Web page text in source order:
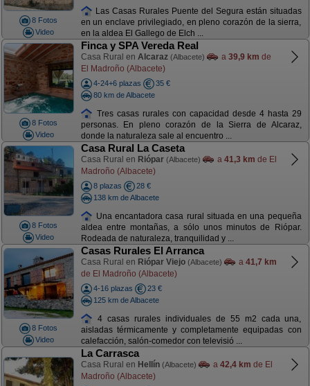
8 Fotos
Video
Las Casas Rurales Puente del Segura están situadas
en un enclave privilegiado, en pleno corazón de la sierra,
en la aldea El Gallego de Elch ...
8 Fotos
Video
Finca y SPA Vereda Real
Casa Rural en Alcaraz (Albacete) a 39,9 km de
El Madroño (Albacete)
4-24+6 plazas
35 €
80 km de Albacete
Tres casas rurales con capacidad desde 4 hasta 29
personas. En pleno corazón de la Sierra de Alcaraz,
donde la naturaleza sale al encuentro ...
8 Fotos
Video
Casa Rural La Caseta
Casa Rural en Riópar (Albacete) a 41,3 km de El
Madroño (Albacete)
8 plazas
28 €
138 km de Albacete
Una encantadora casa rural situada en una pequeña
aldea entre montañas, a sólo unos minutos de Riópar.
Rodeada de naturaleza, tranquilidad y ...
8 Fotos
Video
Casas Rurales El Arranca
Casa Rural en Riópar Viejo (Albacete) a 41,7 km
de El Madroño (Albacete)
4-16 plazas
23 €
125 km de Albacete
4 casas rurales individuales de 55 m2 cada una,
aisladas térmicamente y completamente equipadas con
calefacción, salón-comedor con televisió ...
La Carrasca
Casa Rural en Hellín (Albacete) a 42,4 km de El
Madroño (Albacete)